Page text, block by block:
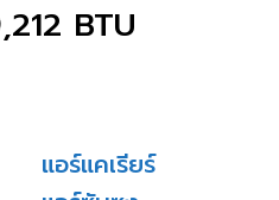
BTU
แอร์แคเรียร์